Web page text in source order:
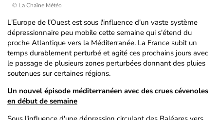
© La Chaîne Météo
L'Europe de l'Ouest est sous l'influence d'un vaste système
dépressionnaire peu mobile cette semaine qui s'étend du
proche Atlantique vers la Méditerranée. La France subit un
temps durablement perturbé et agité ces prochains jours avec
le passage de plusieurs zones perturbées donnant des pluies
soutenues sur certaines régions.
Un nouvel épisode méditerranéen avec des crues cévenoles
en début de semaine